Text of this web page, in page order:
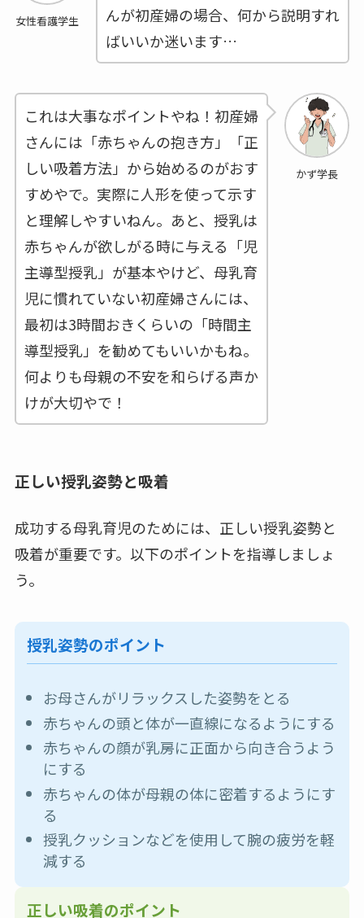
女性看護学生
んが初産婦の場合、何から説明すれ
ばいいか迷います…
かず学長
これは大事なポイントやね！初産婦
さんには「赤ちゃんの抱き方」「正
しい吸着方法」から始めるのがおす
すめやで。実際に人形を使って示す
と理解しやすいねん。あと、授乳は
赤ちゃんが欲しがる時に与える「児
主導型授乳」が基本やけど、母乳育
児に慣れていない初産婦さんには、
最初は3時間おきくらいの「時間主
導型授乳」を勧めてもいいかもね。
何よりも母親の不安を和らげる声か
けが大切やで！
正しい授乳姿勢と吸着
成功する母乳育児のためには、正しい授乳姿勢と
吸着が重要です。以下のポイントを指導しましょ
う。
授乳姿勢のポイント
お母さんがリラックスした姿勢をとる
赤ちゃんの頭と体が一直線になるようにする
赤ちゃんの顔が乳房に正面から向き合うよう
にする
赤ちゃんの体が母親の体に密着するようにす
る
授乳クッションなどを使用して腕の疲労を軽
減する
正しい吸着のポイント